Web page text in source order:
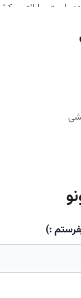
است. ارائه
و همکاری با
مدرن و
:)